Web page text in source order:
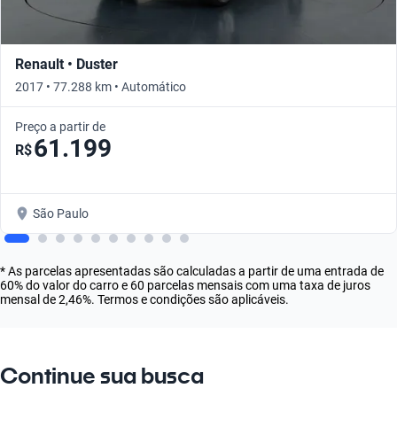
Renault • Duster
2017 • 77.288 km • Automático
Preço a partir de
R$61.199
São Paulo
* As parcelas apresentadas são calculadas a partir de uma entrada de
60% do valor do carro e 60 parcelas mensais com uma taxa de juros
mensal de 2,46%. Termos e condições são aplicáveis.
Continue sua busca